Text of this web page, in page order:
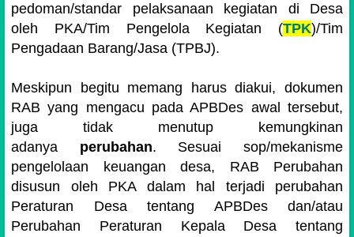
pedoman/standar pelaksanaan kegiatan di Desa
oleh PKA/Tim Pengelola Kegiatan (TPK)/Tim
Pengadaan Barang/Jasa (TPBJ).
Meskipun begitu memang harus diakui, dokumen
RAB yang mengacu pada APBDes awal tersebut,
juga tidak menutup kemungkinan
adanya perubahan. Sesuai sop/mekanisme
pengelolaan keuangan desa, RAB Perubahan
disusun oleh PKA dalam hal terjadi perubahan
Peraturan Desa tentang APBDes dan/atau
Perubahan Peraturan Kepala Desa tentang